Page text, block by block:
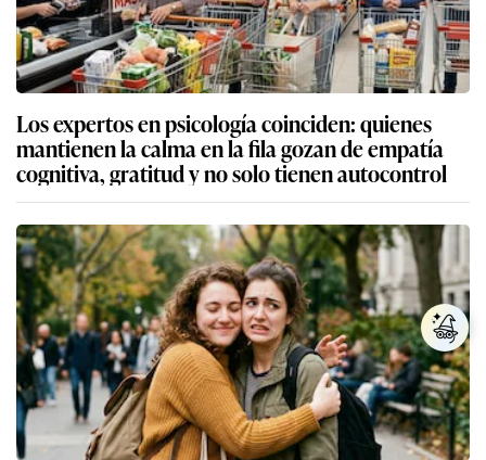
Los expertos en psicología coinciden: quienes
mantienen la calma en la fila gozan de empatía
cognitiva, gratitud y no solo tienen autocontrol